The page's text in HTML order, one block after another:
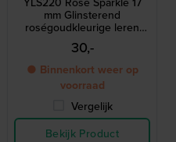
mm Glinsterend
roségoudkleurige leren
band
30,-
● Binnenkort weer op
voorraad
Vergelijk
Bekijk Product